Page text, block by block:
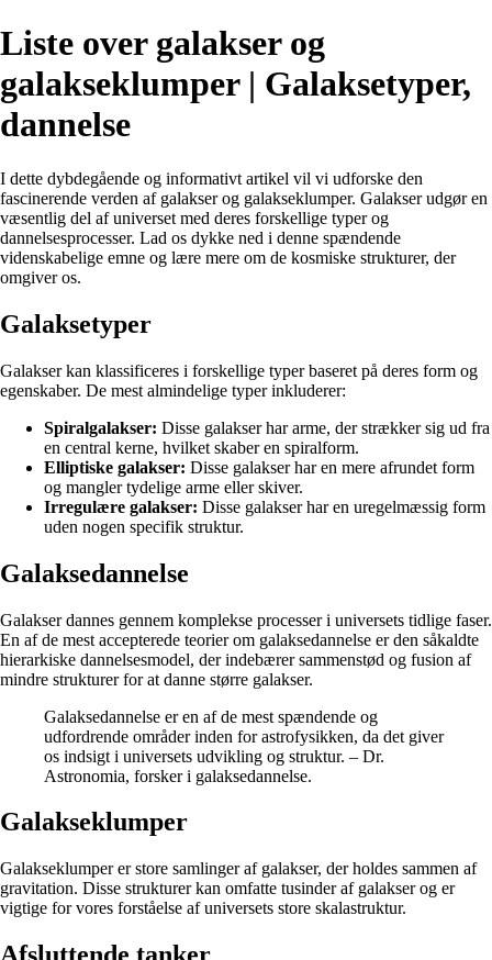
Liste over galakser og
galakseklumper | Galaksetyper,
dannelse
I dette dybdegående og informativt artikel vil vi udforske den
fascinerende verden af galakser og galakseklumper. Galakser udgør en
væsentlig del af universet med deres forskellige typer og
dannelsesprocesser. Lad os dykke ned i denne spændende
videnskabelige emne og lære mere om de kosmiske strukturer, der
omgiver os.
Galaksetyper
Galakser kan klassificeres i forskellige typer baseret på deres form og
egenskaber. De mest almindelige typer inkluderer:
Spiralgalakser: Disse galakser har arme, der strækker sig ud fra
en central kerne, hvilket skaber en spiralform.
Elliptiske galakser: Disse galakser har en mere afrundet form
og mangler tydelige arme eller skiver.
Irregulære galakser: Disse galakser har en uregelmæssig form
uden nogen specifik struktur.
Galaksedannelse
Galakser dannes gennem komplekse processer i universets tidlige faser.
En af de mest accepterede teorier om galaksedannelse er den såkaldte
hierarkiske dannelsesmodel, der indebærer sammenstød og fusion af
mindre strukturer for at danne større galakser.
Galaksedannelse er en af de mest spændende og
udfordrende områder inden for astrofysikken, da det giver
os indsigt i universets udvikling og struktur. – Dr.
Astronomia, forsker i galaksedannelse.
Galakseklumper
Galakseklumper er store samlinger af galakser, der holdes sammen af
gravitation. Disse strukturer kan omfatte tusinder af galakser og er
vigtige for vores forståelse af universets store skalastruktur.